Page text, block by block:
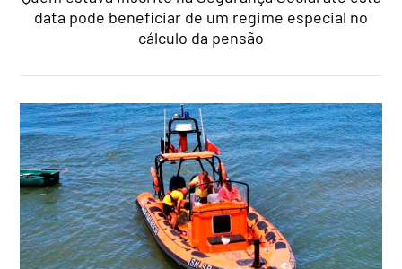
data pode beneficiar de um regime especial no
cálculo da pensão